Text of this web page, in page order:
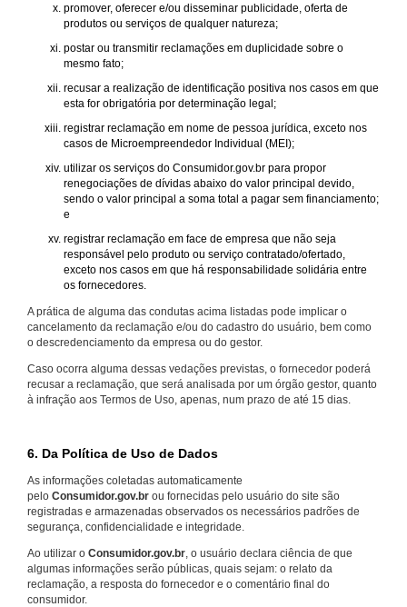
promover, oferecer e/ou disseminar publicidade, oferta de
produtos ou serviços de qualquer natureza;
postar ou transmitir reclamações em duplicidade sobre o
mesmo fato;
recusar a realização de identificação positiva nos casos em que
esta for obrigatória por determinação legal;
registrar reclamação em nome de pessoa jurídica, exceto nos
casos de Microempreendedor Individual (MEI);
utilizar os serviços do Consumidor.gov.br para propor
renegociações de dívidas abaixo do valor principal devido,
sendo o valor principal a soma total a pagar sem financiamento;
e
registrar reclamação em face de empresa que não seja
responsável pelo produto ou serviço contratado/ofertado,
exceto nos casos em que há responsabilidade solidária entre
os fornecedores.
A prática de alguma das condutas acima listadas pode implicar o
cancelamento da reclamação e/ou do cadastro do usuário, bem como
o descredenciamento da empresa ou do gestor.
Caso ocorra alguma dessas vedações previstas, o fornecedor poderá
recusar a reclamação, que será analisada por um órgão gestor, quanto
à infração aos Termos de Uso, apenas, num prazo de até 15 dias.
6. Da Política de Uso de Dados
As informações coletadas automaticamente
pelo Consumidor.gov.br ou fornecidas pelo usuário do site são
registradas e armazenadas observados os necessários padrões de
segurança, confidencialidade e integridade.
Ao utilizar o Consumidor.gov.br , o usuário declara ciência de que
algumas informações serão públicas, quais sejam: o relato da
reclamação, a resposta do fornecedor e o comentário final do
consumidor.